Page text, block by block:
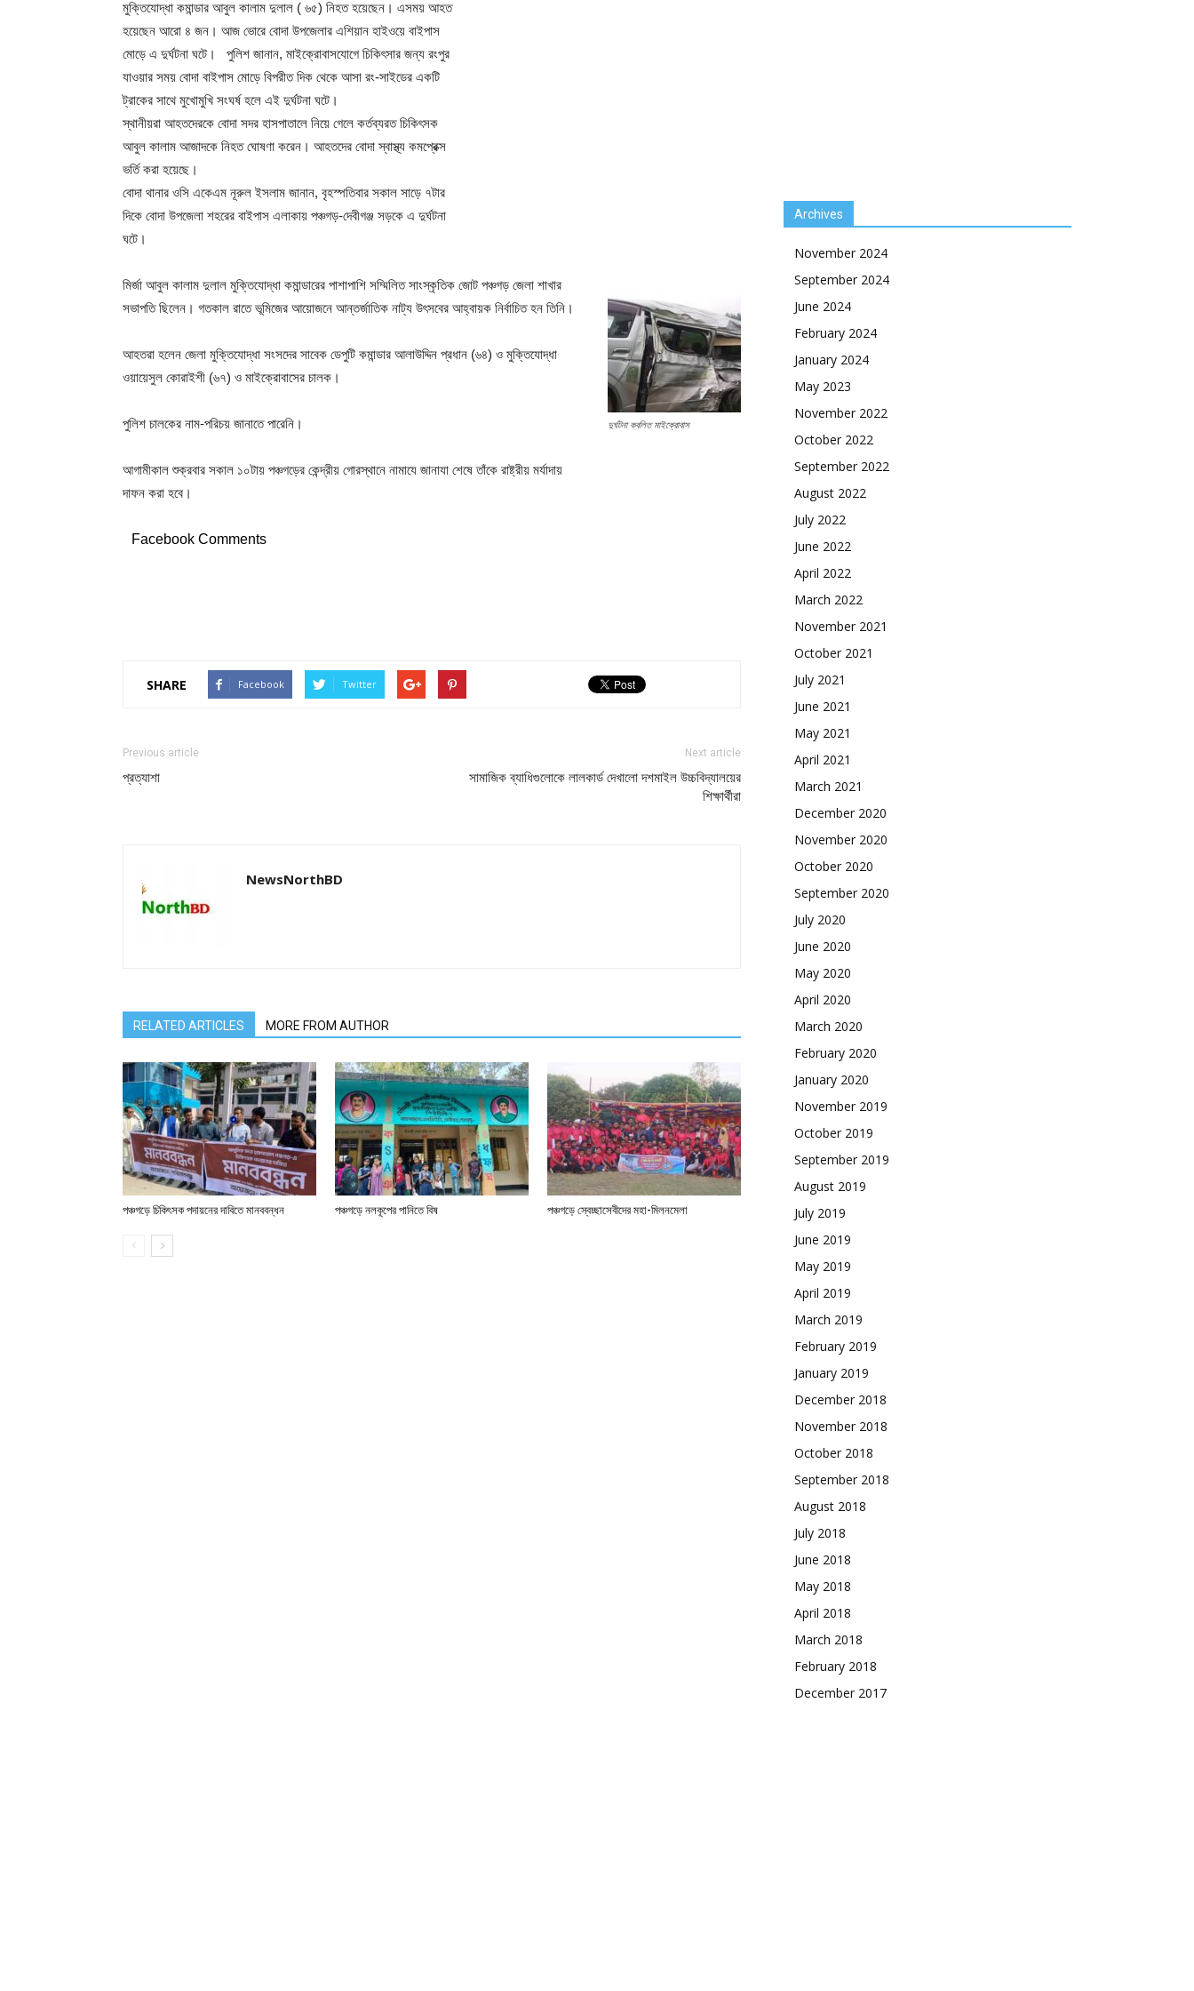
মুক্তিযোদ্ধা কমান্ডার আবুল কালাম দুলাল ( ৬৫) নিহত হয়েছেন। এসময় আহত
হয়েছেন আরো ৪ জন। আজ ভোরে বোদা উপজেলার এশিয়ান হাইওয়ে বাইপাস
মোড়ে এ দুর্ঘটনা ঘটে। পুলিশ জানান, মাইক্রোবাসযোগে চিকিৎসার জন্য রংপুর
যাওয়ার সময় বোদা বাইপাস মোড়ে বিপরীত দিক থেকে আসা রং-সাইডের একটি
ট্রাকের সাথে মুখোমুখি সংঘর্ষ হলে এই দুর্ঘটনা ঘটে।
স্থানীয়রা আহতদেরকে বোদা সদর হাসপাতালে নিয়ে গেলে কর্তব্যরত চিকিৎসক
আবুল কালাম আজাদকে নিহত ঘোষণা করেন। আহতদের বোদা স্বাস্থ্য কমপ্রেক্স
ভর্তি করা হয়েছে।
বোদা থানার ওসি একেএম নূরুল ইসলাম জানান, বৃহস্পতিবার সকাল সাড়ে ৭টার
দিকে বোদা উপজেলা শহরের বাইপাস এলাকায় পঞ্চগড়-দেবীগঞ্জ সড়কে এ দুর্ঘটনা
ঘটে।
দুর্ঘটনা কবলিত মাইক্রোবাস
মির্জা আবুল কালাম দুলাল মুক্তিযোদ্ধা কমান্ডারের পাশাপাশি সম্মিলিত সাংস্কৃতিক জোট পঞ্চগড় জেলা শাখার
সভাপতি ছিলেন। গতকাল রাতে ভূমিজের আয়োজনে আন্তর্জাতিক নাট্য উৎসবের আহ্বায়ক নির্বাচিত হন তিনি।
আহতরা হলেন জেলা মুক্তিযোদ্ধা সংসদের সাবেক ডেপুটি কমান্ডার আলাউদ্দিন প্রধান (৬৪) ও মুক্তিযোদ্ধা
ওয়ায়েসুল কোরাইশী (৬৭) ও মাইক্রোবাসের চালক।
পুলিশ চালকের নাম-পরিচয় জানাতে পারেনি।
আগামীকাল শুক্রবার সকাল ১০টায় পঞ্চগড়ের কেন্দ্রীয় গোরস্থানে নামাযে জানাযা শেষে তাঁকে রাষ্ট্রীয় মর্যাদায়
দাফন করা হবে।
Facebook Comments
SHARE Facebook Twitter
Previous article
প্রত্যাশা
Next article
সামাজিক ব্যাধিগুলোকে লালকার্ড দেখালো দশমাইল উচ্চবিদ্যালয়ের
শিক্ষার্থীরা
NewsNorthBD
RELATED ARTICLES MORE FROM AUTHOR
পঞ্চগড়ে চিকিৎসক পদায়নের দাবিতে মানববন্ধন পঞ্চগড়ে নলকূপের পানিতে বিষ পঞ্চগড়ে স্বেচ্ছাসেবীদের মহা-মিলনমেলা
Archives
November 2024
September 2024
June 2024
February 2024
January 2024
May 2023
November 2022
October 2022
September 2022
August 2022
July 2022
June 2022
April 2022
March 2022
November 2021
October 2021
July 2021
June 2021
May 2021
April 2021
March 2021
December 2020
November 2020
October 2020
September 2020
July 2020
June 2020
May 2020
April 2020
March 2020
February 2020
January 2020
November 2019
October 2019
September 2019
August 2019
July 2019
June 2019
May 2019
April 2019
March 2019
February 2019
January 2019
December 2018
November 2018
October 2018
September 2018
August 2018
July 2018
June 2018
May 2018
April 2018
March 2018
February 2018
December 2017